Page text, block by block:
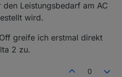
Leistungsbedarf am AC
wird.
greife ich erstmal direkt
2 zu.
0